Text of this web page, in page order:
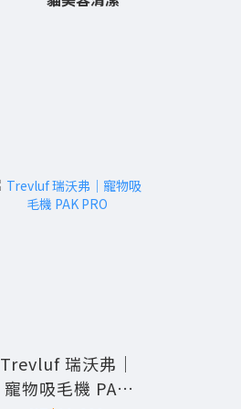
Trevluf 瑞沃弗｜
寵物吸毛機 PAK